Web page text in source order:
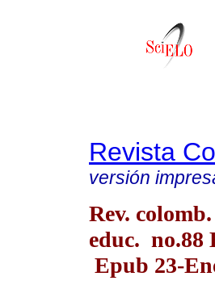
Revista
versión
Rev. colomb.
educ. no.88
Epub 23-